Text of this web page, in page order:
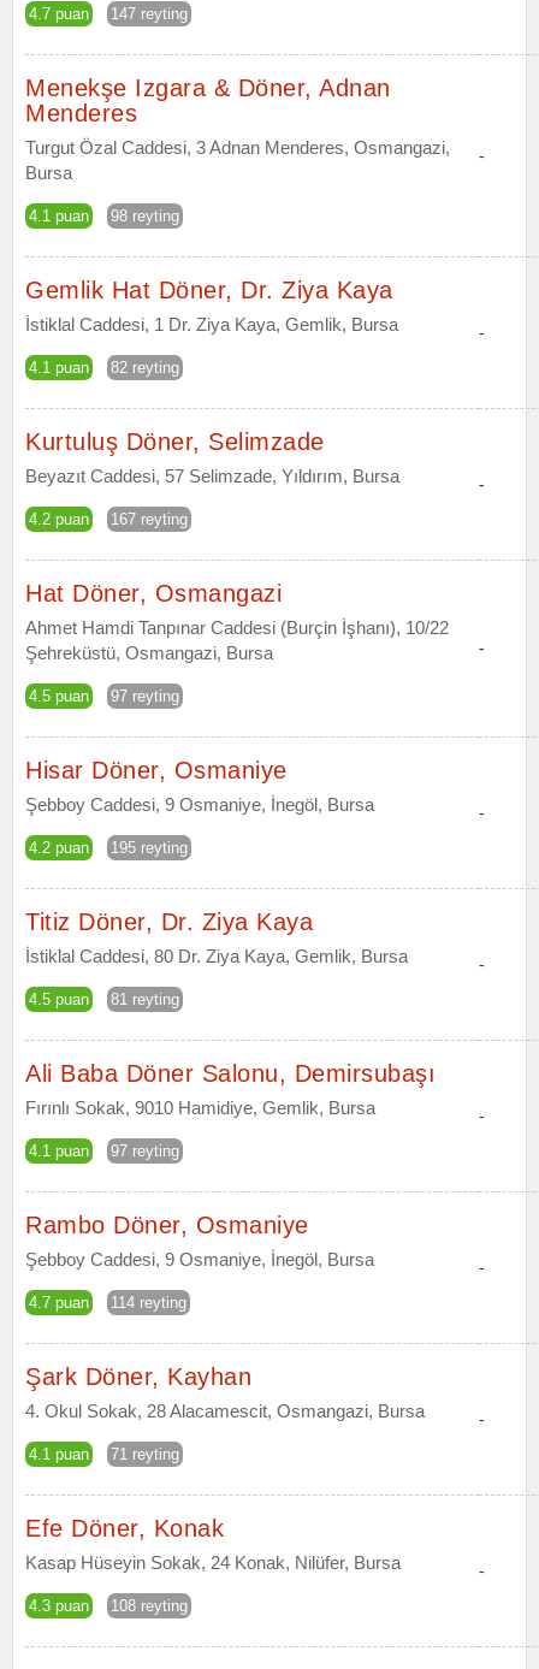
4.7 puan 147 reyting
Menekşe Izgara & Döner, Adnan
Menderes
Turgut Özal Caddesi, 3 Adnan Menderes, Osmangazi,
Bursa
4.1 puan 98 reyting
-
Gemlik Hat Döner, Dr. Ziya Kaya
İstiklal Caddesi, 1 Dr. Ziya Kaya, Gemlik, Bursa
4.1 puan 82 reyting
-
Kurtuluş Döner, Selimzade
Beyazıt Caddesi, 57 Selimzade, Yıldırım, Bursa
4.2 puan 167 reyting
-
Hat Döner, Osmangazi
Ahmet Hamdi Tanpınar Caddesi (Burçin İşhanı), 10/22
Şehreküstü, Osmangazi, Bursa
4.5 puan 97 reyting
-
Hisar Döner, Osmaniye
Şebboy Caddesi, 9 Osmaniye, İnegöl, Bursa
4.2 puan 195 reyting
-
Titiz Döner, Dr. Ziya Kaya
İstiklal Caddesi, 80 Dr. Ziya Kaya, Gemlik, Bursa
4.5 puan 81 reyting
-
Ali Baba Döner Salonu, Demirsubaşı
Fırınlı Sokak, 9010 Hamidiye, Gemlik, Bursa
4.1 puan 97 reyting
-
Rambo Döner, Osmaniye
Şebboy Caddesi, 9 Osmaniye, İnegöl, Bursa
4.7 puan 114 reyting
-
Şark Döner, Kayhan
4. Okul Sokak, 28 Alacamescit, Osmangazi, Bursa
4.1 puan 71 reyting
-
Efe Döner, Konak
Kasap Hüseyin Sokak, 24 Konak, Nilüfer, Bursa
4.3 puan 108 reyting
-